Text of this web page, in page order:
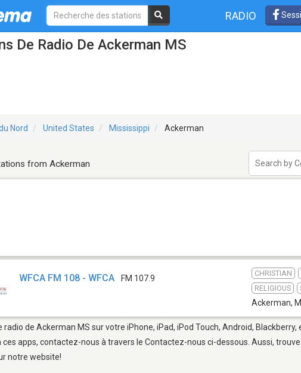
RADIO
De Radio De Ackerman MS
Nord United States Mississippi Ackerman
from Ackerman
WFCA FM 108 - WFCA FM 107.9
CHRISTIAN
RELIGIOUS
Ackerman,
radio de Ackerman MS sur votre iPhone, iPad, iPod Touch, Android,
ces apps, contactez-nous à travers le Contactez-nous ci-dessous. Aussi,
notre website!